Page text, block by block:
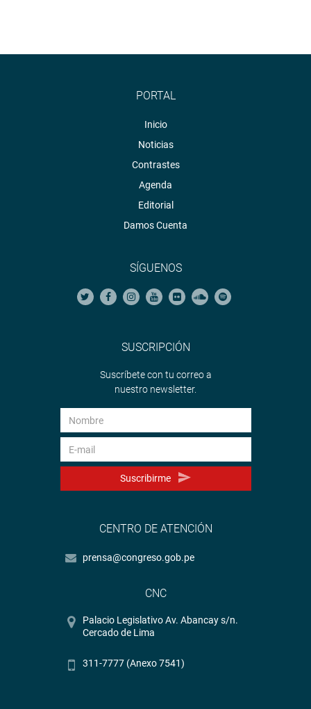
PORTAL
Inicio
Noticias
Contrastes
Agenda
Editorial
Damos Cuenta
SÍGUENOS
SUSCRIPCIÓN
Suscríbete con tu correo a
nuestro newsletter.
Suscribirme
CENTRO DE ATENCIÓN
prensa@congreso.gob.pe
CNC
Palacio Legislativo Av. Abancay s/n.
Cercado de Lima
311-7777 (Anexo 7541)